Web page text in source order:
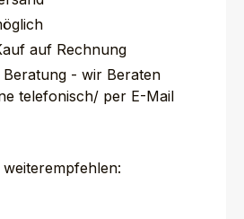
auf Rechnung
Beratung - wir Beraten
telefonisch/ per E-Mail